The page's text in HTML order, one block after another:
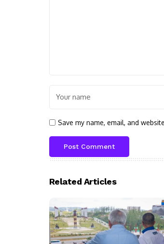
Save my name, email, and
Related Articles